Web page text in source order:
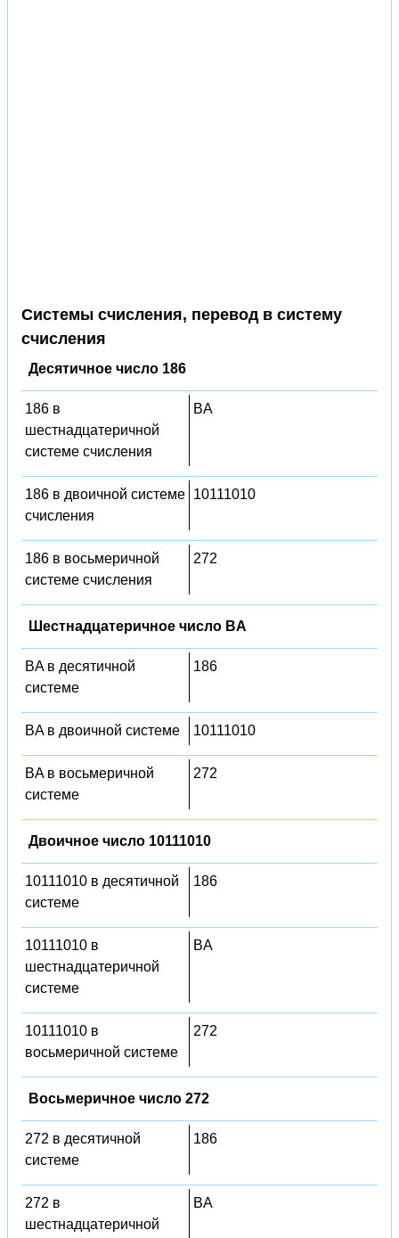
Системы счисления, перевод в систему
счисления
Десятичное число 186
186 в
шестнадцатеричной
системе счисления
BA
186 в двоичной системе
счисления
10111010
186 в восьмеричной
системе счисления
272
Шестнадцатеричное число BA
BA в десятичной
системе
186
BA в двоичной системе 10111010
BA в восьмеричной
системе
272
Двоичное число 10111010
10111010 в десятичной
системе
186
10111010 в
шестнадцатеричной
системе
BA
10111010 в
восьмеричной системе
272
Восьмеричное число 272
272 в десятичной
системе
186
272 в
шестнадцатеричной
BA